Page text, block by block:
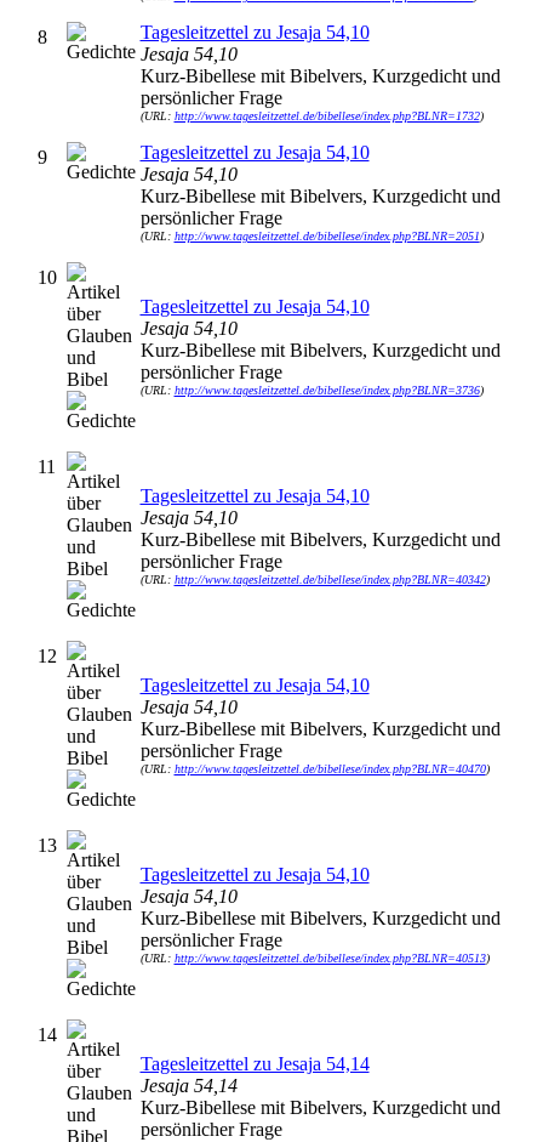
8
Tagesleitzettel zu Jesaja 54,10
Jesaja 54,10
Kurz-Bibellese mit Bibelvers, Kurzgedicht und
persönlicher Frage
(URL: http://www.tagesleitzettel.de/bibellese/index.php?BLNR=1732)
9
Tagesleitzettel zu Jesaja 54,10
Jesaja 54,10
Kurz-Bibellese mit Bibelvers, Kurzgedicht und
persönlicher Frage
(URL: http://www.tagesleitzettel.de/bibellese/index.php?BLNR=2051)
10
Tagesleitzettel zu Jesaja 54,10
Jesaja 54,10
Kurz-Bibellese mit Bibelvers, Kurzgedicht und
persönlicher Frage
(URL: http://www.tagesleitzettel.de/bibellese/index.php?BLNR=3736)
11
Tagesleitzettel zu Jesaja 54,10
Jesaja 54,10
Kurz-Bibellese mit Bibelvers, Kurzgedicht und
persönlicher Frage
(URL: http://www.tagesleitzettel.de/bibellese/index.php?BLNR=40342)
12
Tagesleitzettel zu Jesaja 54,10
Jesaja 54,10
Kurz-Bibellese mit Bibelvers, Kurzgedicht und
persönlicher Frage
(URL: http://www.tagesleitzettel.de/bibellese/index.php?BLNR=40470)
13
Tagesleitzettel zu Jesaja 54,10
Jesaja 54,10
Kurz-Bibellese mit Bibelvers, Kurzgedicht und
persönlicher Frage
(URL: http://www.tagesleitzettel.de/bibellese/index.php?BLNR=40513)
14
Tagesleitzettel zu Jesaja 54,14
Jesaja 54,14
Kurz-Bibellese mit Bibelvers, Kurzgedicht und
persönlicher Frage